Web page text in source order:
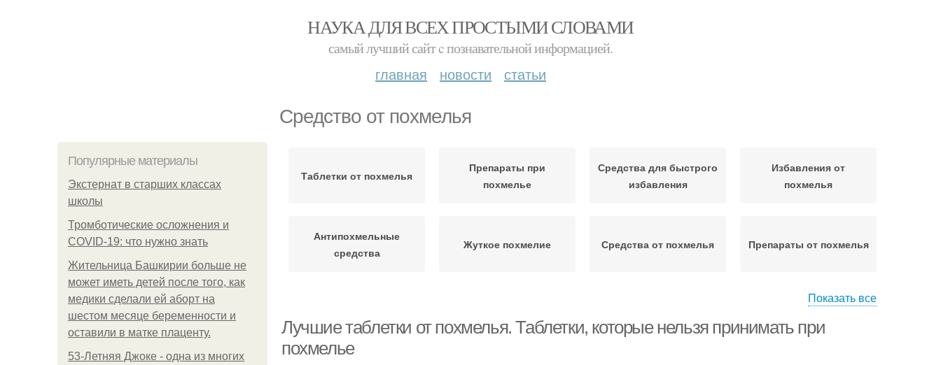
НАУКА ДЛЯ ВСЕХ ПРОСТЫМИ СЛОВАМИ
самый лучший сайт c познавательной информацией.
главная новости статьи
Средство от похмелья
Популярные материалы
Экстернат в старших классах
школы
Тромботические осложнения и
COVID-19: что нужно знать
Жительница Башкирии больше не
может иметь детей после того, как
медики сделали ей аборт на
шестом месяце беременности и
оставили в матке плаценту.
53-Летняя Джоке - одна из многих
Таблетки от похмелья
Препараты при
похмелье
Средства для быстрого
избавления
Избавления от
похмелья
Антипохмельные
средства
Жуткое похмелие Средства от похмелья Препараты от похмелья
похмелья
Показать все
Лучшие таблетки от похмелья. Таблетки, которые нельзя принимать при
похмелье